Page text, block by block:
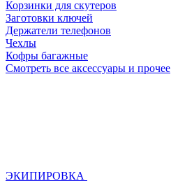
Корзинки для скутеров
Заготовки ключей
Держатели телефонов
Чехлы
Кофры багажные
Смотреть все аксессуары и прочее
ЭКИПИРОВКА